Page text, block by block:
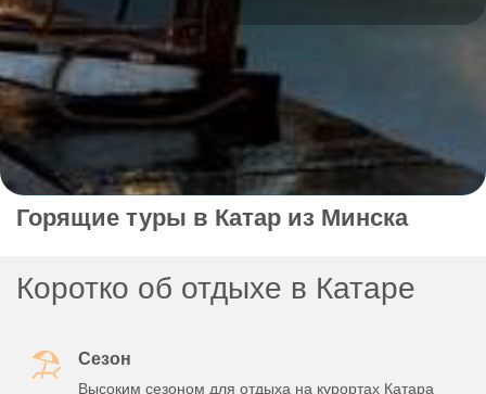
Горящие туры в Катар из Минска
Коротко об отдыхе в Катаре
Сезон
Высоким сезоном для отдыха на курортах Катара